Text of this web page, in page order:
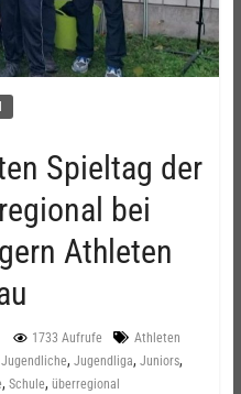
Spieltag der
bei
Athleten
1733 Aufrufe
Athleten
Jugendliche, Jugendliga, Juniors,
, Schule, überregional